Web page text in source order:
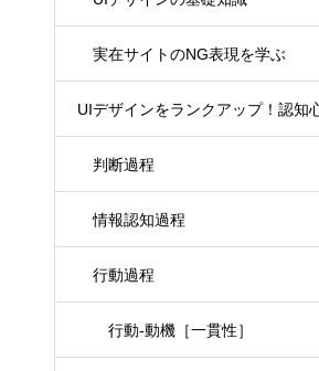
実在サイトのNG表現を学ぶ
UIデザインをランクアップ！認知
判断過程
情報認知過程
行動過程
行動-動機［一貫性］